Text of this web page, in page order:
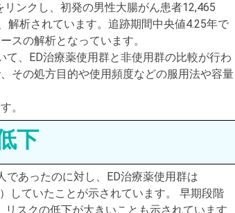
ンクし、初発の男性大腸がん患者12,465
解析されています。追跡期間中央値4.25年で
スの解析となっています。
、ED治療薬使用群と非使用群の比較が行わ
その処方目的や使用頻度などの服用法や容量
。
下
あったのに対し、ED治療薬使用群は
していたことが示されています。 早期段階
スクの低下が大きいことも示されています